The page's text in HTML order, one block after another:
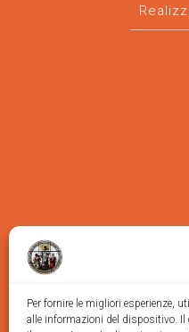
Per fornire le migliori esperienze,
alle informazioni del dispositivo. Il